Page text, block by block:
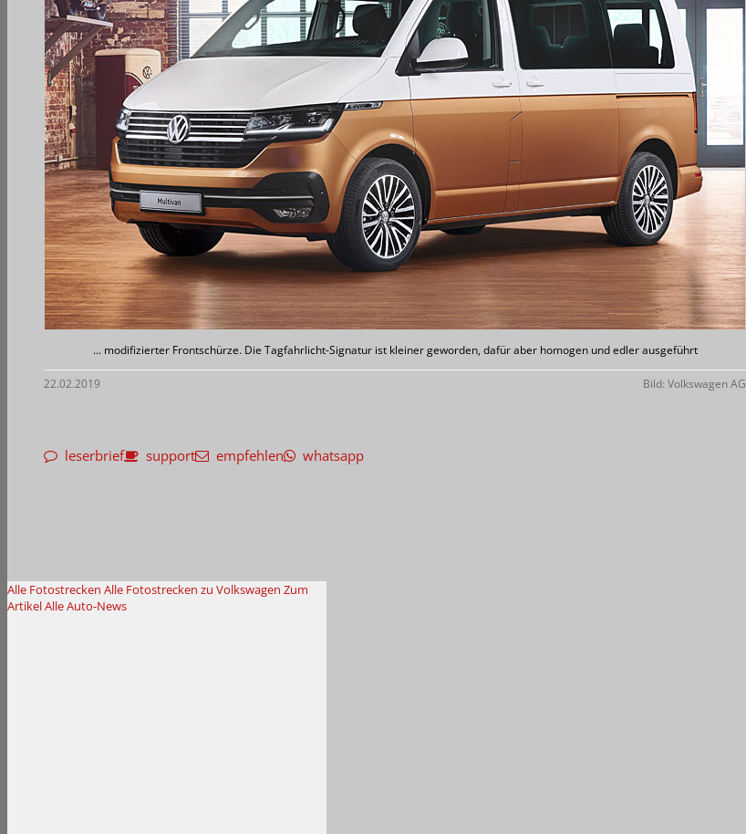
... modifizierter Frontschürze. Die Tagfahrlicht-Signatur ist kleiner geworden, dafür aber homogen und edler ausgeführt
22.02.2019 Bild: Volkswagen AG
leserbrief support empfehlen whatsapp
Alle Fotostrecken Alle Fotostrecken zu Volkswagen Zum
ArtikelAlle Auto-News